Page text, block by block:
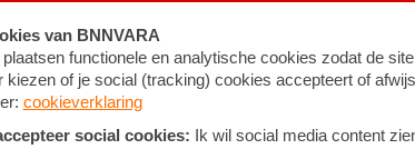
Algemene voorwaarden ©2026BNNVARA